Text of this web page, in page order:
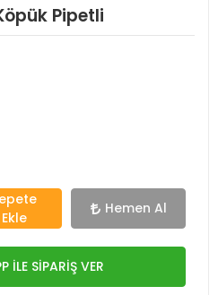
Pipetli
Ekle
Hemen Al
İLE SİPARİŞ VER